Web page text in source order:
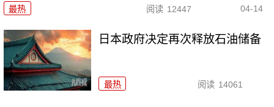
最热 阅读 12447 04-14
日本政府决定再次释放石油储备
最热 阅读 14061